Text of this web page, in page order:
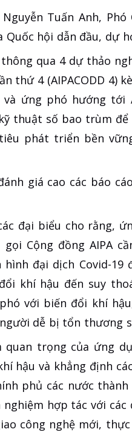
Tuấn Anh, Phó
Quốc hội dẫn đầu, dự
qua 4 dự thảo
thứ 4 (AIPACODD 4)
ứng phó hướng tới
thuật số bao trùm
phát triển bền
giá cao các báo
đại biểu cho rằng,
Cộng đồng AIPA
đại dịch Covid-
khí hậu đến suy
với biến đổi khí
dễ bị tổn thương
trọng của ứng
hậu và khẳng định
phủ các nước
hợp tác với
công nghệ mới,